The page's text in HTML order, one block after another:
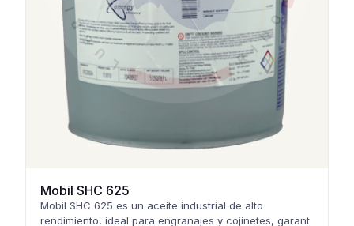
Mobil SHC 625
Mobil SHC 625 es un aceite industrial de alto
rendimiento, ideal para engranajes y cojinetes, garant